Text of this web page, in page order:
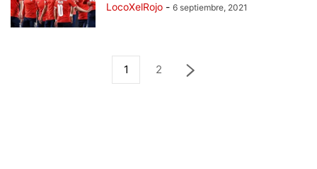
LocoXelRojo - 6 septiembre, 2021
1 2